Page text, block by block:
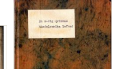
husen" 1719